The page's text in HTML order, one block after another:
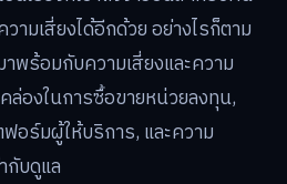
ามเสี่ยงได้อีกด้วย อย่างไรก็ตาม
พร้อมกับความเสี่ยงและความ
ล่องในการซื้อขายหน่วยลงทุน,
อร์มผู้ให้บริการ, และความ
กับดูแล